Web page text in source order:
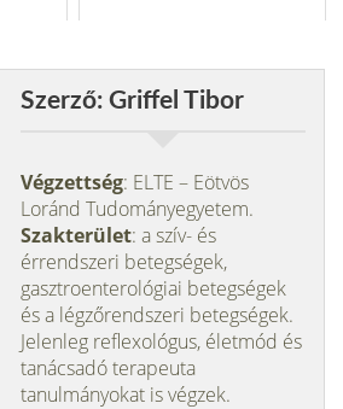
Szerző: Griffel Tibor
Végzettség: ELTE – Eötvös
Loránd Tudományegyetem.
Szakterület: a szív- és
érrendszeri betegségek,
gasztroenterológiai betegségek
és a légzőrendszeri betegségek.
Jelenleg reflexológus, életmód és
tanácsadó terapeuta
tanulmányokat is végzek.